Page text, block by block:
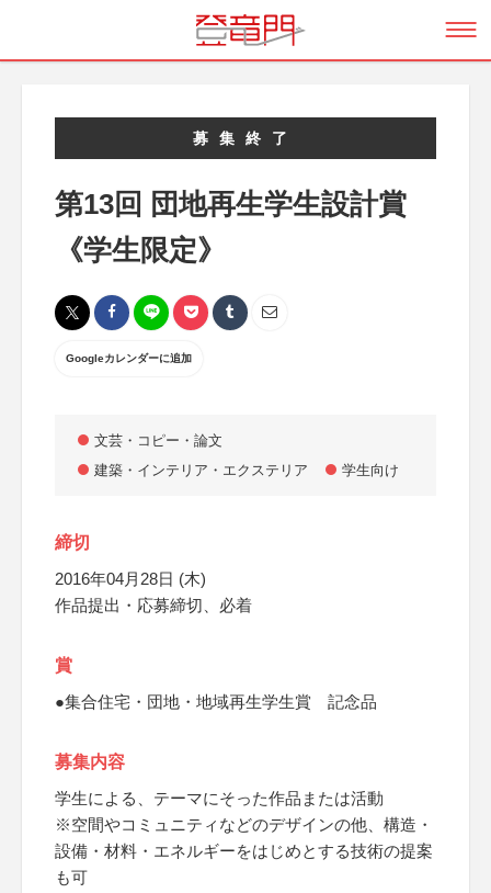
募集終了
第13回 団地再生学生設計賞
《学生限定》
Googleカレンダーに追加
文芸・コピー・論文
建築・インテリア・エクステリア
学生向け
締切
2016年04月28日 (木)
作品提出・応募締切、必着
賞
●集合住宅・団地・地域再生学生賞 記念品
募集内容
学生による、テーマにそった作品または活動
※空間やコミュニティなどのデザインの他、構造・
設備・材料・エネルギーをはじめとする技術の提案
も可